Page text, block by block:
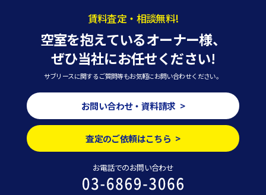
賃料査定・相談無料!
空室を抱えているオーナー様、
ぜひ当社にお任せください!
サブリースに関するご質問等もお気軽にお問い合わせください。
お問い合わせ・資料請求 >
査定のご依頼はこちら >
お電話でのお問い合わせ